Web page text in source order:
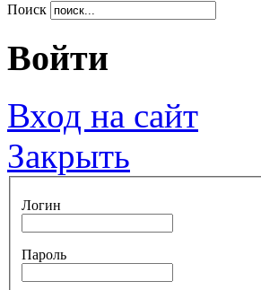
Поиск
Войти
Вход на сайт
Закрыть
Логин
Пароль